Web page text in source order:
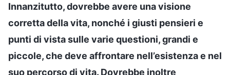
Innanzitutto, dovrebbe avere una visione
corretta della vita, nonché i giusti pensieri e
punti di vista sulle varie questioni, grandi e
piccole, che deve affrontare nell’esistenza e nel
suo percorso di vita. Dovrebbe inoltre